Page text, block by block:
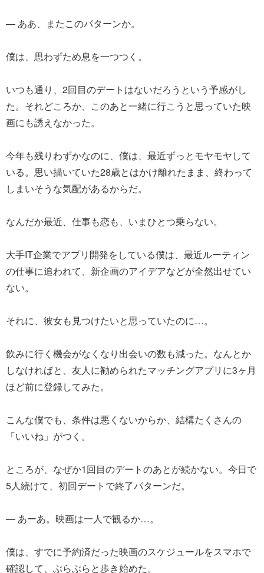
― ああ、またこのパターンか。
僕は、思わずため息を一つつく。
いつも通り、2回目のデートはないだろうという予感がし
た。それどころか、このあと一緒に行こうと思っていた映
画にも誘えなかった。
今年も残りわずかなのに、僕は、最近ずっとモヤモヤして
いる。思い描いていた28歳とはかけ離れたまま、終わって
しまいそうな気配があるからだ。
なんだか最近、仕事も恋も、いまひとつ乗らない。
大手IT企業でアプリ開発をしている僕は、最近ルーティン
の仕事に追われて、新企画のアイデアなどが全然出せてい
ない。
それに、彼女も見つけたいと思っていたのに…。
飲みに行く機会がなくなり出会いの数も減った。なんとか
しなければと、友人に勧められたマッチングアプリに3ヶ月
ほど前に登録してみた。
こんな僕でも、条件は悪くないからか、結構たくさんの
「いいね」がつく。
ところが、なぜか1回目のデートのあとが続かない。今日で
5人続けて、初回デートで終了パターンだ。
― あーあ。映画は一人で観るか…。
僕は、すでに予約済だった映画のスケジュールをスマホで
確認して、ぶらぶらと歩き始めた。